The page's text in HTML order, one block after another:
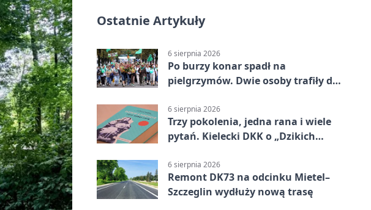
Ostatnie Artykuły
6 sierpnia 2026
Po burzy konar spadł na
pielgrzymów. Dwie osoby trafiły do
6 sierpnia 2026
Trzy pokolenia, jedna rana i wiele
pytań. Kielecki DKK o „Dzikich
6 sierpnia 2026
Remont DK73 na odcinku Mietel–
Szczeglin wydłuży nową trasę